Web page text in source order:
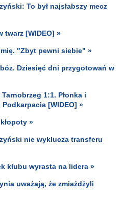
To był najsłabszy mecz
twarz [WIDEO] »
"Zbyt pewni siebie" »
Dziesięć dni przygotowań w
1:1. Płonka i
[WIDEO] »
»
nie wyklucza transferu
klubu wyrasta na lidera »
uważają, że zmiażdżyli